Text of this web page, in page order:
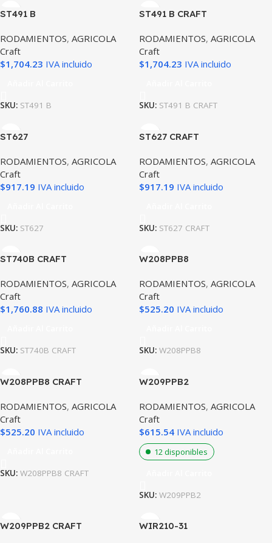
ST491 B
RODAMIENTOS, AGRICOLA
Craft
$1,704.23 IVA incluido
SKU: ST491 B
ST491 B CRAFT
RODAMIENTOS, AGRICOLA
Craft
$1,704.23 IVA incluido
SKU: ST491 B CRAFT
ST627
RODAMIENTOS, AGRICOLA
Craft
$917.19 IVA incluido
SKU: ST627
ST627 CRAFT
RODAMIENTOS, AGRICOLA
Craft
$917.19 IVA incluido
SKU: ST627 CRAFT
ST740B CRAFT
RODAMIENTOS, AGRICOLA
Craft
$1,760.88 IVA incluido
SKU: ST740B CRAFT
W208PPB8
RODAMIENTOS, AGRICOLA
Craft
$525.20 IVA incluido
SKU: W208PPB8
W208PPB8 CRAFT
RODAMIENTOS, AGRICOLA
Craft
$525.20 IVA incluido
SKU: W208PPB8 CRAFT
W209PPB2
RODAMIENTOS, AGRICOLA
Craft
$615.54 IVA incluido
12 disponibles
SKU: W209PPB2
W209PPB2 CRAFT WIR210-31